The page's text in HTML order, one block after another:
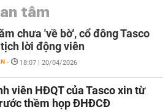
tâm
chưa 'về bờ', cổ đông Tasco
lời động viên
- 18:07 | 20/04/2026
viên HĐQT của Tasco xin từ
thềm họp ĐHĐCĐ